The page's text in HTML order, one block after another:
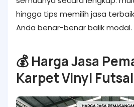
hingga tips memilih jasa
Anda benar-benar balik modal.
💰 Harga Jasa
Karpet Vinyl